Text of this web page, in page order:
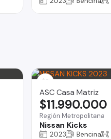
ASC Casa Matriz
Región Metropolitana
Nissan Kicks
$11.990.000
2023 Bencina